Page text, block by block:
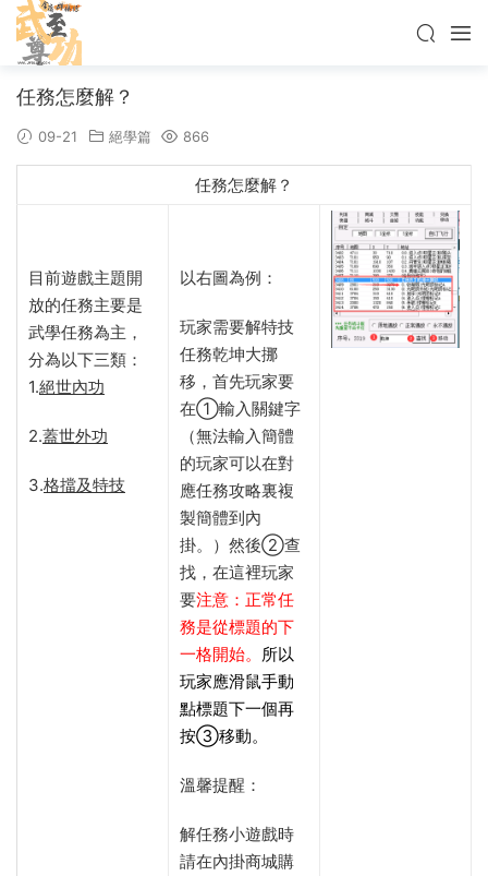
任務怎麼解？
09-21 絕學篇 866
任務怎麼解？
目前遊戲主題開
放的任務主要是
武學任務為主，
分為以下三類：
1.絕世內功
2.蓋世外功
3.格擋及特技
以右圖為例：
玩家需要解特技
任務乾坤大挪
移，首先玩家要
在①輸入關鍵字
（無法輸入簡體
的玩家可以在對
應任務攻略裏複
製簡體到內
掛。）然後②查
找，在這裡玩家
要注意：正常任
務是從標題的下
一格開始。 所以
玩家應滑鼠手動
點標題下一個再
按③移動。
溫馨提醒：
解任務小遊戲時
請在內掛商城購